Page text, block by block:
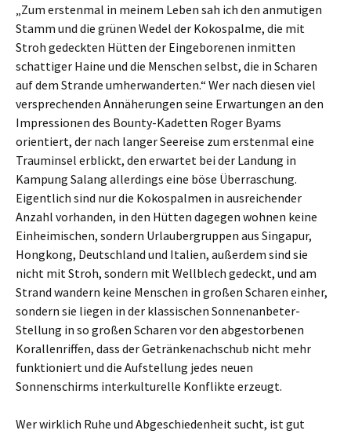
„Zum erstenmal in meinem Leben sah ich den anmutigen
Stamm und die grünen Wedel der Kokospalme, die mit
Stroh gedeckten Hütten der Eingeborenen inmitten
schattiger Haine und die Menschen selbst, die in Scharen
auf dem Strande umherwanderten.“ Wer nach diesen viel
versprechenden Annäherungen seine Erwartungen an den
Impressionen des Bounty-Kadetten Roger Byams
orientiert, der nach langer Seereise zum erstenmal eine
Trauminsel erblickt, den erwartet bei der Landung in
Kampung Salang allerdings eine böse Überraschung.
Eigentlich sind nur die Kokospalmen in ausreichender
Anzahl vorhanden, in den Hütten dagegen wohnen keine
Einheimischen, sondern Urlaubergruppen aus Singapur,
Hongkong, Deutschland und Italien, außerdem sind sie
nicht mit Stroh, sondern mit Wellblech gedeckt, und am
Strand wandern keine Menschen in großen Scharen einher,
sondern sie liegen in der klassischen Sonnenanbeter-
Stellung in so großen Scharen vor den abgestorbenen
Korallenriffen, dass der Getränkenachschub nicht mehr
funktioniert und die Aufstellung jedes neuen
Sonnenschirms interkulturelle Konflikte erzeugt.
Wer wirklich Ruhe und Abgeschiedenheit sucht, ist gut